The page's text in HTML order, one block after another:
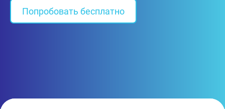
Попробовать бесплатно